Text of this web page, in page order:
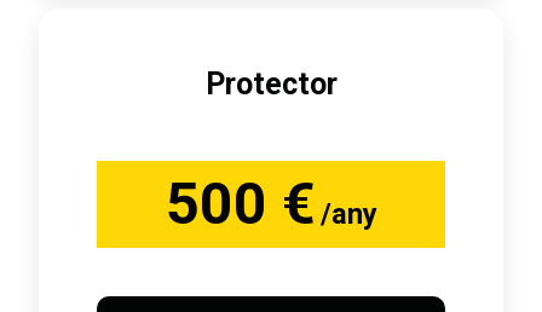
Protector
500 € /any